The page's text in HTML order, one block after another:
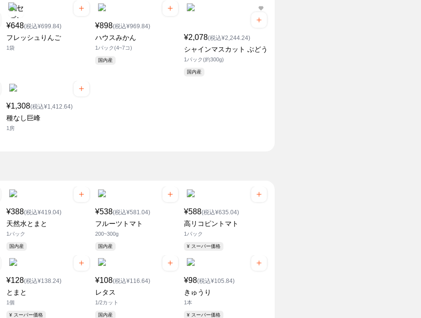
¥648(税込¥699.84)
フレッシュりんご
1袋
¥898(税込¥969.84)
ハウスみかん
1パック(4~7コ)
国内産
¥2,078(税込¥2,244.24)
シャインマスカット ぶどう
1パック(約300g)
国内産
¥1,308(税込¥1,412.64)
種なし巨峰
1房
¥388(税込¥419.04)
天然水とまと
1パック
国内産
¥538(税込¥581.04)
フルーツトマト
200~300g
国内産
¥588(税込¥635.04)
高リコピントマト
1パック
¥ スーパー価格
¥128(税込¥138.24)
とまと
1個
¥ スーパー価格
¥108(税込¥116.64)
レタス
1/2カット
国内産
¥98(税込¥105.84)
きゅうり
1本
¥ スーパー価格